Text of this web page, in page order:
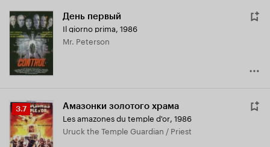
День первый
Il giorno prima, 1986
Mr. Peterson
Рейтинг
Кинопоиска
3.7
3.7 Амазонки золотого храма
Les amazones du temple d'or, 1986
Uruck the Temple Guardian / Priest